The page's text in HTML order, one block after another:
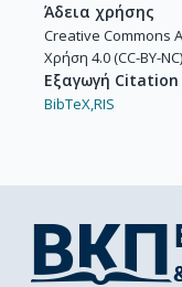
Άδεια χρήσης
Creative Commons
Χρήση 4.0 (CC-BY-NC)
Εξαγωγή Citation
BibTeX,RIS